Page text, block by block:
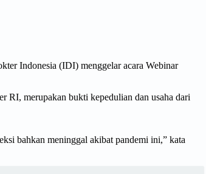
Indonesia (IDI) menggelar acara Webinar
RI, merupakan bukti kepedulian dan usaha dari
bahkan meninggal akibat pandemi ini,” kata